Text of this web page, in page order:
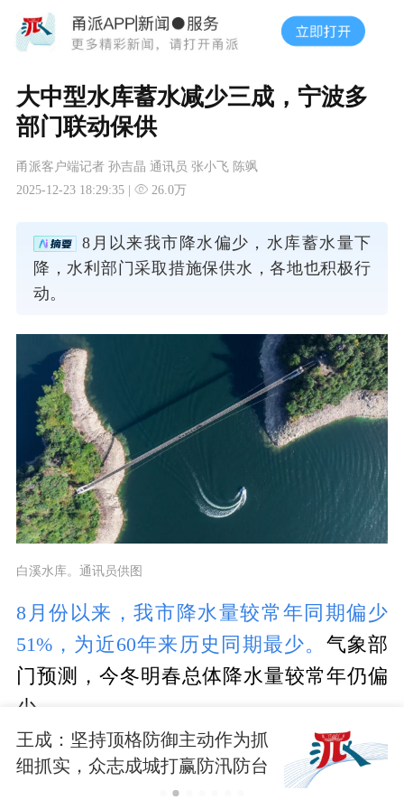
大中型水库蓄水减少三成，宁波多
部门联动保供
甬派客户端记者 孙吉晶 通讯员 张小飞 陈飒
2025-12-23 18:29:35 |
26.0万
8月以来我市降水偏少，水库蓄水量下
降，水利部门采取措施保供水，各地也积极行
动。
白溪水库。通讯员供图
8月份以来，我市降水量较常年同期偏少
51%，为近60年来历史同期最少。 气象部
门预测，今冬明春总体降水量较常年仍偏
少。
持续干燥少雨导致水库蓄水量下降。
记者今天从市水库管理中心获悉，截至今
王成：坚持顶格防御主动作为抓
细抓实，众志成城打赢防汛防台